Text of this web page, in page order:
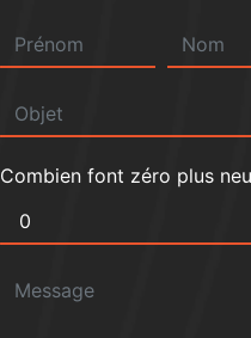
Combien font zéro plus